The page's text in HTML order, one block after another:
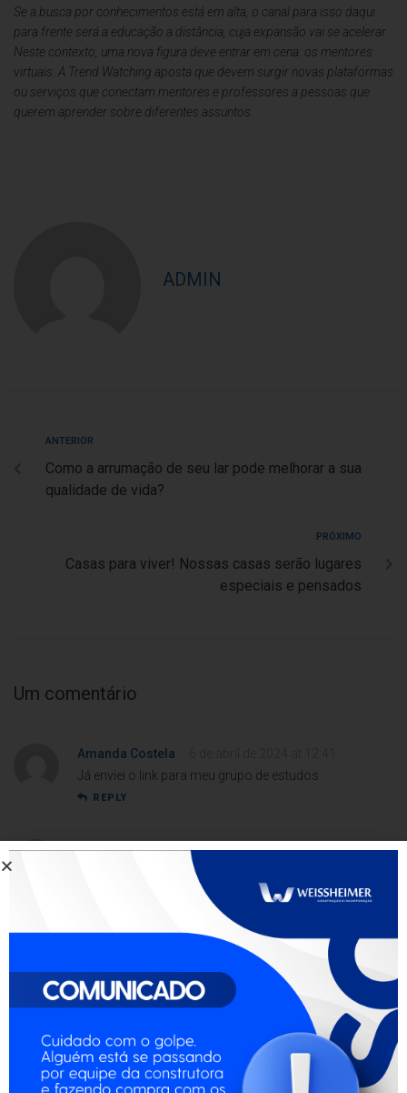
Se a busca por conhecimentos está em alta, o canal para isso daqui
para frente será a educação a distância, cuja expansão vai se acelerar.
Neste contexto, uma nova figura deve entrar em cena: os mentores
virtuais. A Trend Watching aposta que devem surgir novas plataformas
ou serviços que conectam mentores e professores a pessoas que
querem aprender sobre diferentes assuntos.
ADMIN
ANTERIOR
Como a arrumação de seu lar pode melhorar a sua
qualidade de vida?
PRÓXIMO
Casas para viver! Nossas casas serão lugares
especiais e pensados
Um comentário
Amanda Costela
Já enviei o link para meu grupo de estudos.
REPLY
Sra. Luara Pires
23 de novembro de 2021 at 15:47
Ótimo post! Informações muito úteis.
8 de novembro de 2022 at 21:12
Att,
Lucas Martins (Programador PHP)
Ryzen 3 3200G, Vega 8 integrada, 12GB RAM
REPLY